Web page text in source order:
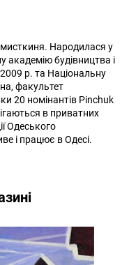
Народилася у
академію будівництва і
2009 р. та Національну
факультет
20 номінантів Pinchuk
в приватних
Одеського
і працює в Одесі.